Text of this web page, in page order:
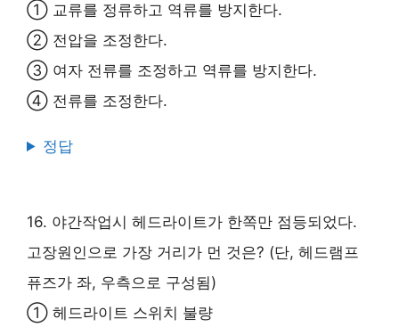
① 교류를 정류하고 역류를 방지한다.
② 전압을 조정한다.
③ 여자 전류를 조정하고 역류를 방지한다.
④ 전류를 조정한다.
정답
16. 야간작업시 헤드라이트가 한쪽만 점등되었다.
고장원인으로 가장 거리가 먼 것은? (단, 헤드램프
퓨즈가 좌, 우측으로 구성됨)
① 헤드라이트 스위치 불량